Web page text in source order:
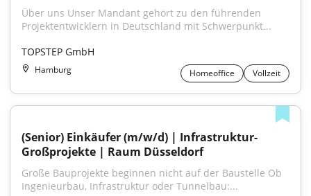
Über uns Unser Mandant gehört zu den führenden
Projektentwicklern in Deutschland mit Schwerpunkt...
TOPSTEP GmbH
Hamburg Homeoffice Vollzeit
(Senior) Einkäufer (m/w/d) | Infrastruktur-
Großprojekte | Raum Düsseldorf
Große Bauprojekte beginnen nicht auf der Baustelle Ob
Ingenieurbau, Infrastruktur oder Tunnelbau:...